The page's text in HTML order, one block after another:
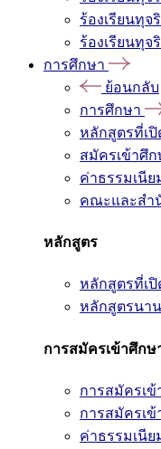
ร้องเรียนทุ
ร้องเรียนทุ
การศึกษา
ย้อนกลับ
การศึกษา
หลักสูตรที่เ
สมัครเข้าศึก
ค่าธรรมเนี
คณะและสำ
หลักสูตร
หลักสูตรที่เ
หลักสูตรนา
การสมัครเข้าศึกษ
การสมัครเ
การสมัครเ
ค่าธรรมเนี